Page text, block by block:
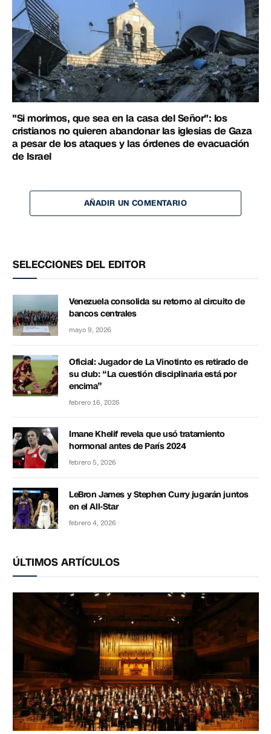
"Si morimos, que sea en la casa del Señor": los
cristianos no quieren abandonar las iglesias de Gaza
a pesar de los ataques y las órdenes de evacuación
de Israel
AÑADIR UN COMENTARIO
SELECCIONES DEL EDITOR
Venezuela consolida su retorno al circuito de
bancos centrales
mayo 9, 2026
Oficial: Jugador de La Vinotinto es retirado de
su club: “La cuestión disciplinaria está por
encima”
febrero 16, 2026
Imane Khelif revela que usó tratamiento
hormonal antes de París 2024
febrero 5, 2026
LeBron James y Stephen Curry jugarán juntos
en el All-Star
febrero 4, 2026
ÚLTIMOS ARTÍCULOS